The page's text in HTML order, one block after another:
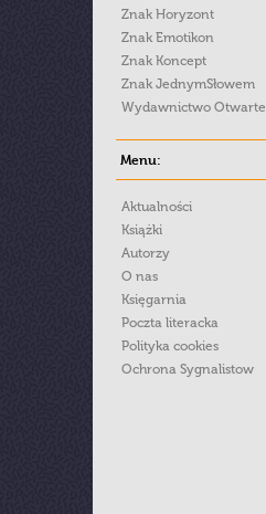
Znak Horyzont
Znak Emotikon
Znak Koncept
Znak JednymSłowem
Wydawnictwo Otwarte
Menu:
Aktualności
Książki
Autorzy
O nas
Księgarnia
Poczta literacka
Polityka cookies
Ochrona Sygnalistow